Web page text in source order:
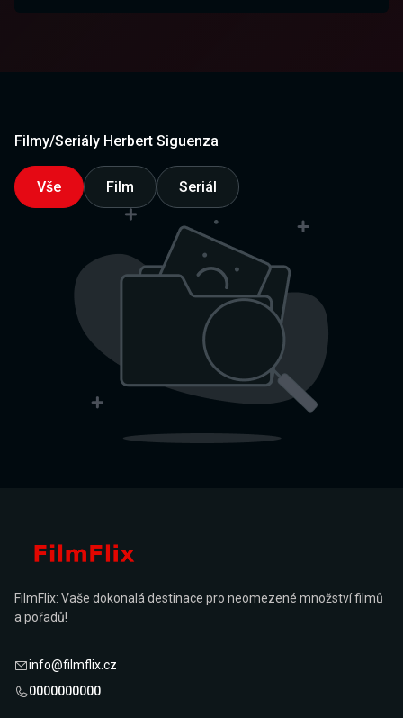
Filmy/Seriály Herbert Siguenza
Vše Film Seriál
FilmFlix: Vaše dokonalá destinace pro neomezené množství filmů
a pořadů!
info@filmflix.cz
0000000000